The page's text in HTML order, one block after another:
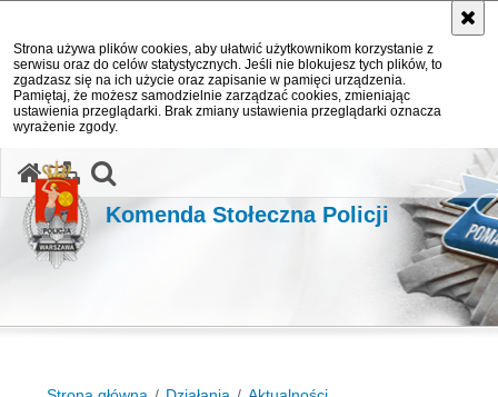
Strona używa plików cookies, aby ułatwić użytkownikom korzystanie z
serwisu oraz do celów statystycznych. Jeśli nie blokujesz tych plików, to
zgadzasz się na ich użycie oraz zapisanie w pamięci urządzenia.
Pamiętaj, że możesz samodzielnie zarządzać cookies, zmieniając
ustawienia przeglądarki. Brak zmiany ustawienia przeglądarki oznacza
wyrażenie zgody.
Komenda Stołeczna Policji